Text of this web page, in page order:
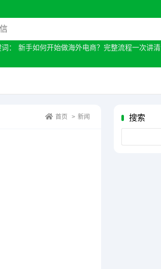
： 新手如何开始做海外电商？完整流程一次讲清
搜索
首页 > 新闻